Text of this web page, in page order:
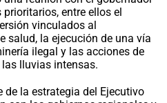
entre ellos el
vinculados al
salud, la ejecución de una vía
ilegal y las acciones de
lluvias intensas.
la estrategia del Ejecutivo